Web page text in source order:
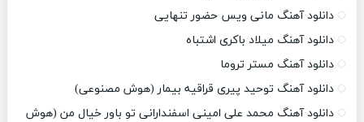
دانلود آهنگ مانی ویس حضور تنهایی
دانلود آهنگ میلاد باکری اشتباه
دانلود آهنگ مستر تروما
دانلود آهنگ توحید پیری قراقیه بیمار (هوش مصنوعی)
دانلود آهنگ محمد علی امینی اسفندارانی تو باور خیال من (هوش